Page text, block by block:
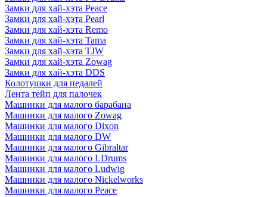
Замки для хай-хэта Peace
Замки для хай-хэта Pearl
Замки для хай-хэта Remo
Замки для хай-хэта Tama
Замки для хай-хэта TJW
Замки для хай-хэта Zowag
Замки для хай-хэта DDS
Колотушки для педалей
Лента тейп для палочек
Машинки для малого барабана
Машинки для малого Zowag
Машинки для малого Dixon
Машинки для малого DW
Машинки для малого Gibraltar
Машинки для малого LDrums
Машинки для малого Ludwig
Машинки для малого Nickelworks
Машинки для малого Peace